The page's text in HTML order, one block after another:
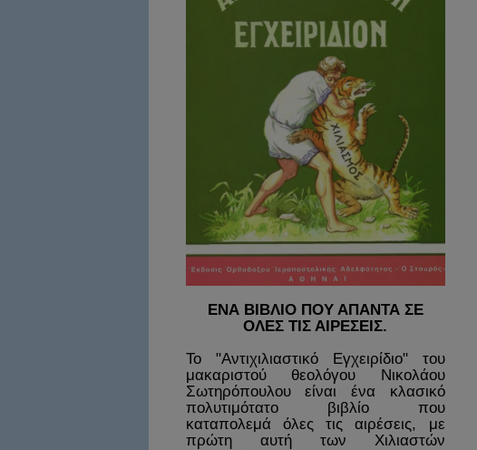
ΕΝΑ ΒΙΒΛΙΟ ΠΟΥ ΑΠΑΝΤΑ ΣΕ
ΟΛΕΣ ΤΙΣ ΑΙΡΕΣΕΙΣ.
Το "Αντιχιλιαστικό Εγχειρίδιο" του
μακαριστού θεολόγου Νικολάου
Σωτηρόπουλου είναι ένα κλασικό
πολυτιμότατο βιβλίο που
καταπολεμά όλες τις αιρέσεις, με
πρώτη αυτή των Χιλιαστών